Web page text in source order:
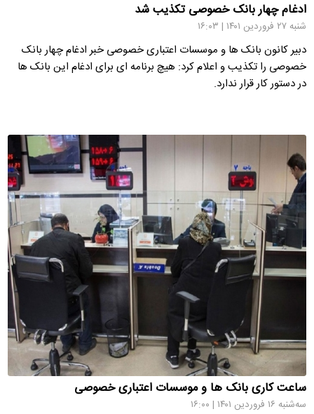
ادغام چهار بانک خصوصی تکذیب شد
شنبه ۲۷ فروردین ۱۴۰۱ | ۱۶:۰۳
دبیر کانون بانک ها و موسسات اعتباری خصوصی خبر ادغام چهار بانک
خصوصی را تکذیب و اعلام کرد: هیچ برنامه ای برای ادغام این بانک ها
در دستور کار قرار ندارد.
ساعت کاری بانک ها و موسسات اعتباری خصوصی
سه‌شنبه ۱۶ فروردین ۱۴۰۱ | ۱۶:۰۰